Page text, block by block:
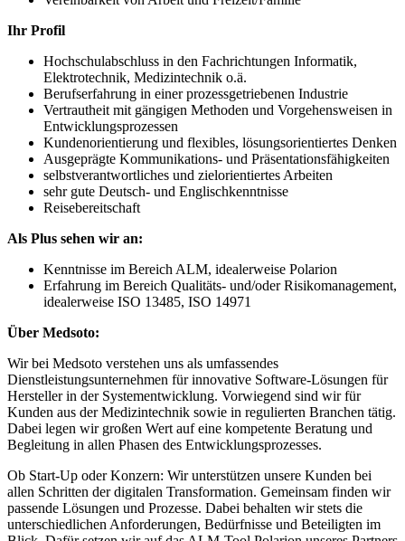
Ihr Profil
Hochschulabschluss in den Fachrichtungen Informatik,
Elektrotechnik, Medizintechnik o.ä.
Berufserfahrung in einer prozessgetriebenen Industrie
Vertrautheit mit gängigen Methoden und Vorgehensweisen in
Entwicklungsprozessen
Kundenorientierung und flexibles, lösungsorientiertes Denken
Ausgeprägte Kommunikations- und Präsentationsfähigkeiten
selbstverantwortliches und zielorientiertes Arbeiten
sehr gute Deutsch- und Englischkenntnisse
Reisebereitschaft
Als Plus sehen wir an:
Kenntnisse im Bereich ALM, idealerweise Polarion
Erfahrung im Bereich Qualitäts- und/oder Risikomanagement,
idealerweise ISO 13485, ISO 14971
Über Medsoto:
Wir bei Medsoto verstehen uns als umfassendes
Dienstleistungsunternehmen für innovative Software-Lösungen für
Hersteller in der Systementwicklung. Vorwiegend sind wir für
Kunden aus der Medizintechnik sowie in regulierten Branchen tätig.
Dabei legen wir großen Wert auf eine kompetente Beratung und
Begleitung in allen Phasen des Entwicklungsprozesses.
Ob Start-Up oder Konzern: Wir unterstützen unsere Kunden bei
allen Schritten der digitalen Transformation. Gemeinsam finden wir
passende Lösungen und Prozesse. Dabei behalten wir stets die
unterschiedlichen Anforderungen, Bedürfnisse und Beteiligten im